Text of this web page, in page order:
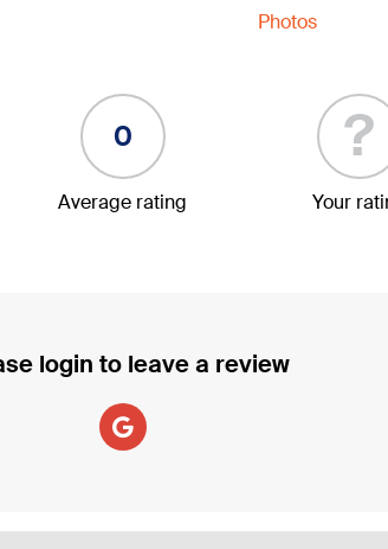
Photos
0
Average rating
?
Your
login to leave a review